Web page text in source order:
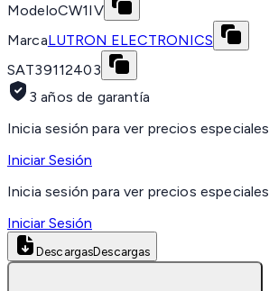
ModeloCW1IV
MarcaLUTRON ELECTRONICS
SAT39112403
3 años de garantía
Inicia sesión para ver precios especiales
Iniciar Sesión
Inicia sesión para ver precios especiales
Iniciar Sesión
DescargasDescargas